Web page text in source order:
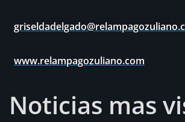
www.relampagozuliano.com
Noticias mas